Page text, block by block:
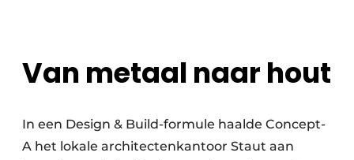
Van metaal naar hout
In een Design & Build-formule haalde Concept-
A het lokale architectenkantoor Staut aan